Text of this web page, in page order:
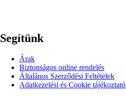
Segítünk
Árak
Biztonságos online rendelés
Általános Szerződési Feltételek
Adatkezelési és Cookie tájékoztató